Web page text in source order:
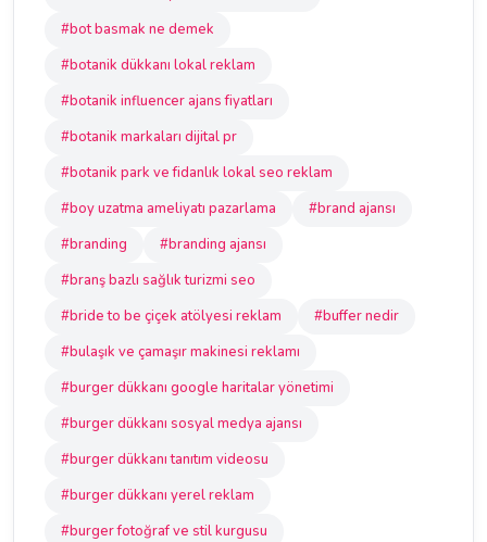
#bot basmak ne demek
#botanik dükkanı lokal reklam
#botanik influencer ajans fiyatları
#botanik markaları dijital pr
#botanik park ve fidanlık lokal seo reklam
#boy uzatma ameliyatı pazarlama
#brand ajansı
#branding
#branding ajansı
#branş bazlı sağlık turizmi seo
#bride to be çiçek atölyesi reklam
#buffer nedir
#bulaşık ve çamaşır makinesi reklamı
#burger dükkanı google haritalar yönetimi
#burger dükkanı sosyal medya ajansı
#burger dükkanı tanıtım videosu
#burger dükkanı yerel reklam
#burger fotoğraf ve stil kurgusu